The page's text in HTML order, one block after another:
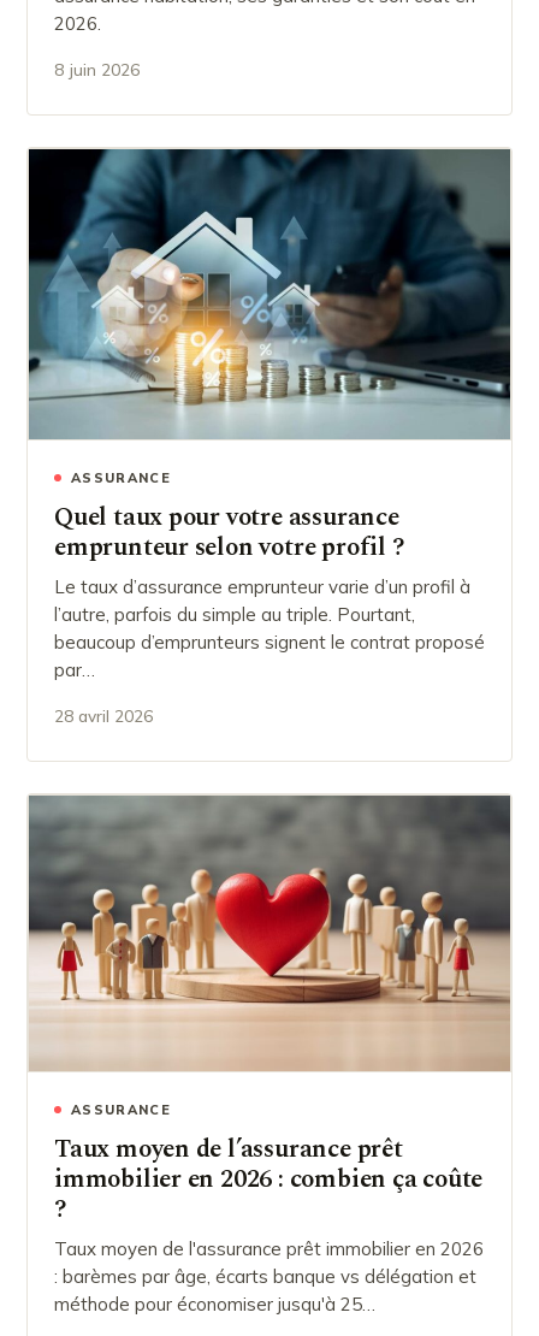
2026.
8 juin 2026
ASSURANCE
Quel taux pour votre assurance
emprunteur selon votre profil ?
Le taux d’assurance emprunteur varie d’un profil à
l’autre, parfois du simple au triple. Pourtant,
beaucoup d’emprunteurs signent le contrat proposé
par…
28 avril 2026
ASSURANCE
Taux moyen de l’assurance prêt
immobilier en 2026 : combien ça coûte
?
Taux moyen de l'assurance prêt immobilier en 2026
: barèmes par âge, écarts banque vs délégation et
méthode pour économiser jusqu'à 25…